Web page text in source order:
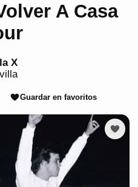
A Casa
X
Guardar en favoritos